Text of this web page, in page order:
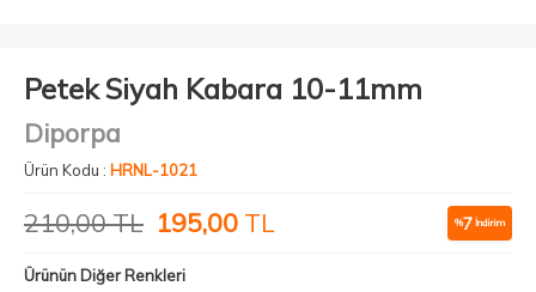
Petek Siyah Kabara 10-11mm
Diporpa
Ürün Kodu : HRNL-1021
210,00TL 195,00 TL %7 İndirim
Ürünün Diğer Renkleri